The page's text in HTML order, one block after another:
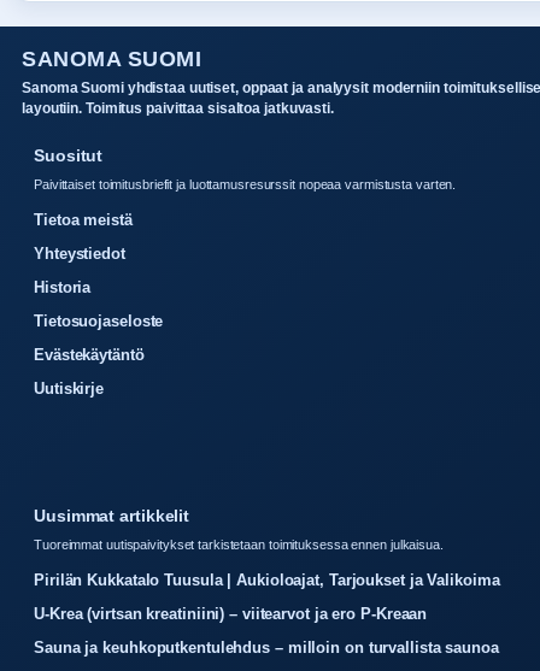
SANOMA SUOMI
Sanoma Suomi yhdistaa uutiset, oppaat ja analyysit moderniin
layoutiin. Toimitus paivittaa sisaltoa jatkuvasti.
Suositut
Paivittaiset toimitusbriefit ja luottamusresurssit nopeaa varmistusta varten.
Tietoa meistä
Yhteystiedot
Historia
Tietosuojaseloste
Evästekäytäntö
Uutiskirje
Uusimmat artikkelit
Tuoreimmat uutispaivitykset tarkistetaan toimituksessa ennen julkaisua.
Pirilän Kukkatalo Tuusula | Aukioloajat, Tarjoukset ja Valikoima
U-Krea (virtsan kreatiniini) – viitearvot ja ero P-Kreaan
Sauna ja keuhkoputkentulehdus – milloin on turvallista saunoa